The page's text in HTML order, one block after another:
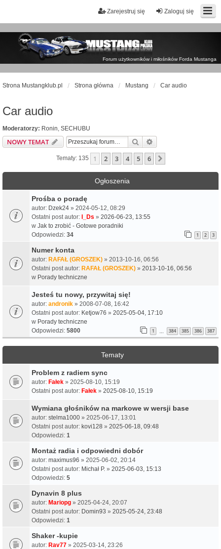
Zaloguj się
Zarejestruj się
Forum użytkowników i miłośników Forda Mustanga
Strona Mustangklub.pl Strona główna Mustang Car audio
Car audio
Moderatorzy: Ronin, SECHUBU
NOWY TEMAT Szukaj
Tematy: 135 1 2 3 4 5 6
Ogłoszenia
Prośba o poradę
autor: Dzek24 » 2024-05-12, 08:29
Ostatni post autor: I_Ds » 2026-06-23, 13:55
w Jak to zrobić - Gotowe poradniki
Odpowiedzi: 34 1 2 3
Numer konta
autor: RAFAŁ (GROSZEK) » 2013-10-16, 06:56
Ostatni post autor: RAFAŁ (GROSZEK) » 2013-10-16, 06:56
w Porady techniczne
Jesteś tu nowy, przywitaj się!
autor: andronik » 2008-07-08, 16:42
Ostatni post autor: Ketjow76 » 2025-05-04, 17:10
w Porady techniczne
Odpowiedzi: 5800 1 384 385 386 387
Tematy
Problem z radiem sync
autor: Fałek » 2025-08-10, 15:19
Ostatni post autor: Fałek » 2025-08-10, 15:19
Wymiana głośników na markowe w wersji base
autor: stelma1000 » 2025-06-17, 13:01
Ostatni post autor: kovi128 » 2025-06-18, 09:48
Odpowiedzi: 1
Montaż radia i odpowiedni dobór
autor: maximus96 » 2025-06-02, 20:14
Ostatni post autor: Michał P. » 2025-06-03, 15:13
Odpowiedzi: 5
Dynavin 8 plus
autor: Mariopg » 2025-04-24, 20:07
Ostatni post autor: Domin93 » 2025-05-24, 23:48
Odpowiedzi: 1
Shaker -kupie
autor: Rav77 » 2025-03-14, 23:26